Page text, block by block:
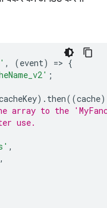
, (event) => {
;
). then((cache)
to the
use.
,
,